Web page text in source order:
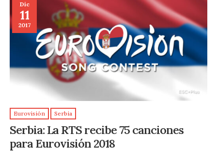
Dic
11
2017
Eurovisión Serbia
Serbia: La RTS recibe 75 canciones
para Eurovisión 2018